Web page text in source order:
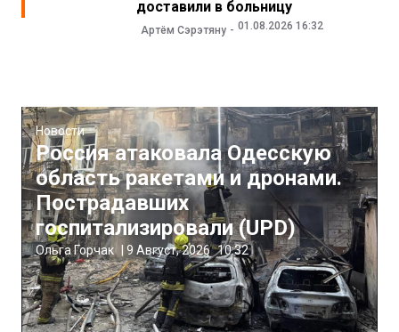
доставили в больницу
Артём Сэрэтяну 01.08.2026 16:32
Новости
Россия атаковала Одесскую
область ракетами и дронами.
Пострадавших
госпитализировали (UPD)
Ольга Горчак 9 Август, 2026 10:32